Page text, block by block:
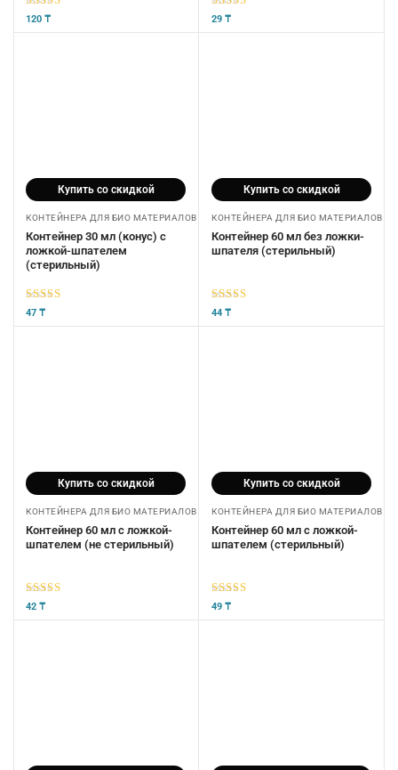
5из 5
120 ₸ 5из 5
29 ₸
Купить со скидкой
КОНТЕЙНЕРА ДЛЯ БИО МАТЕРИАЛОВ
Контейнер 30 мл (конус) с
ложкой-шпателем
(стерильный)
5из 5
47 ₸
Купить со скидкой
КОНТЕЙНЕРА ДЛЯ БИО МАТЕРИАЛОВ
Контейнер 60 мл без ложки-
шпателя (стерильный)
5из 5
44 ₸
Купить со скидкой
КОНТЕЙНЕРА ДЛЯ БИО МАТЕРИАЛОВ
Контейнер 60 мл с ложкой-
шпателем (не стерильный)
5из 5
42 ₸
Купить со скидкой
КОНТЕЙНЕРА ДЛЯ БИО МАТЕРИАЛОВ
Контейнер 60 мл с ложкой-
шпателем (стерильный)
5из 5
49 ₸